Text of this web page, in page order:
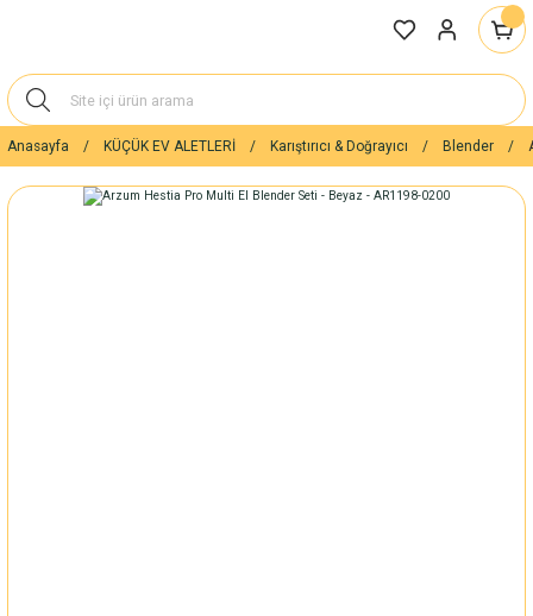
Anasayfa KÜÇÜK EV ALETLERİ Karıştırıcı & Doğrayıcı Blender